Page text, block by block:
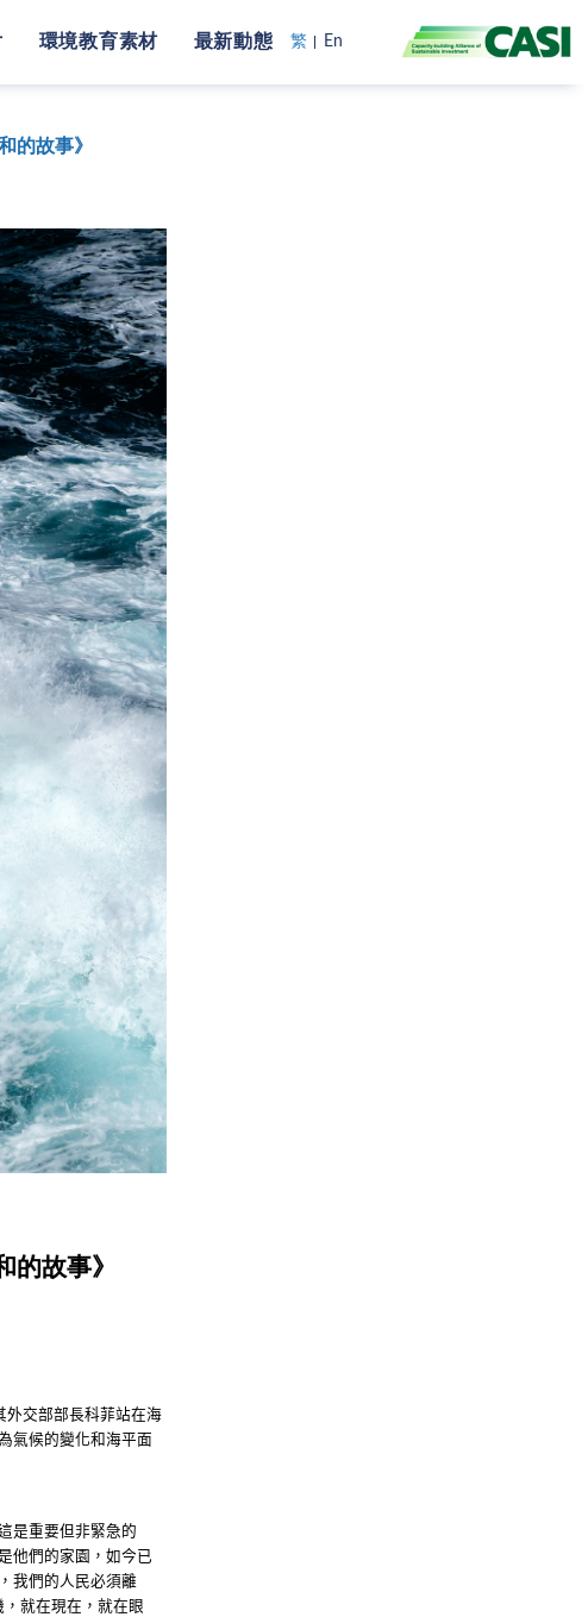
環境教育素材 最新動態 繁 En
的故事》
故事》
外交部部長科菲站在海
氣候的變化和海平面
是重要但非緊急的
他們的家園，如今已
我們的人民必須離
就在現在，就在眼